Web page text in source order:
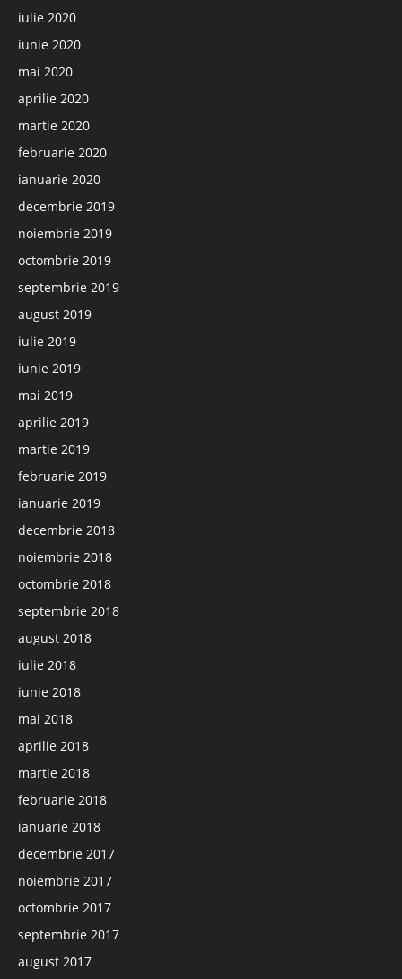
iulie 2020
iunie 2020
mai 2020
aprilie 2020
martie 2020
februarie 2020
ianuarie 2020
decembrie 2019
noiembrie 2019
octombrie 2019
septembrie 2019
august 2019
iulie 2019
iunie 2019
mai 2019
aprilie 2019
martie 2019
februarie 2019
ianuarie 2019
decembrie 2018
noiembrie 2018
octombrie 2018
septembrie 2018
august 2018
iulie 2018
iunie 2018
mai 2018
aprilie 2018
martie 2018
februarie 2018
ianuarie 2018
decembrie 2017
noiembrie 2017
octombrie 2017
septembrie 2017
august 2017